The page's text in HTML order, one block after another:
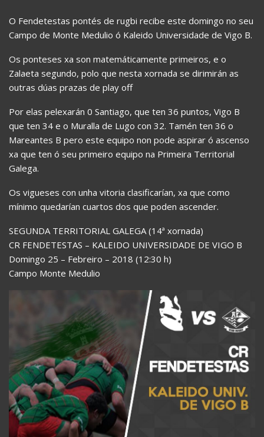
O Fendetestas pontés de rugbi recibe este domingo no seu
Campo de Monte Medulio ó Kaleido Universidade de Vigo B.
Os ponteses xa son matemáticamente primeiros, e o
Zalaeta segundo, polo que nesta xornada se dirimirán as
outras dúas prazas de play off
Por elas pelexarán 0 Santiago, que ten 36 puntos, Vigo B
que ten 34 e o Muralla de Lugo con 32. Tamén ten 36 o
Mareantes B pero este equipo non pode aspirar ó ascenso
xa que ten ó seu primeiro equipo na Primeira Territorial
Galega.
Os vigueses con unha vitoria clasificarían, xa que como
mínimo quedarían cuartos dos que poden ascender.
SEGUNDA TERRITORIAL GALEGA (14ª xornada)
CR FENDETESTAS – KALEIDO UNIVERSIDADE DE VIGO B
Domingo 25 – Febreiro – 2018 (12:30 h)
Campo Monte Medulio